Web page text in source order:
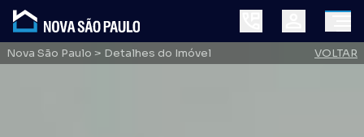
Nova São Paulo > Detalhes do Imóvel VOLTAR